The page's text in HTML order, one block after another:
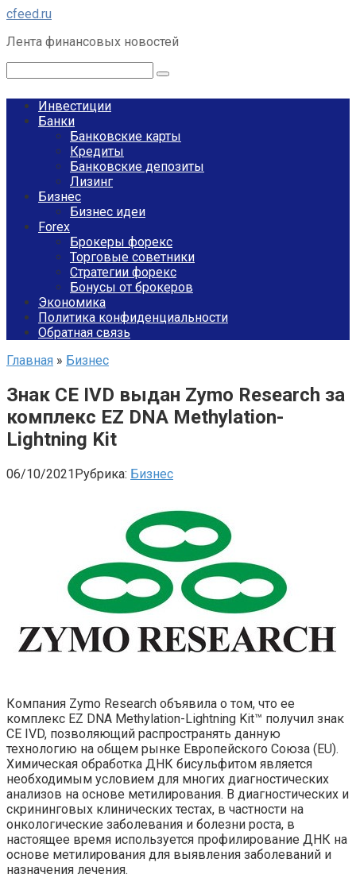
Перейти
контенту
cfeed.ru
Лента финансовых новостей
Инвестиции
Банки
Банковские карты
Кредиты
Банковские депозиты
Лизинг
Бизнес
Бизнес идеи
Forex
Брокеры форекс
Торговые советники
Стратегии форекс
Бонусы от брокеров
Экономика
Политика конфиденциальности
Обратная связь
Главная » Бизнес
Знак CE IVD выдан Zymo Research за
комплекс EZ DNA Methylation-
Lightning Kit
06/10/2021Рубрика: Бизнес
Компания Zymo Research объявила о том, что ее
комплекс EZ DNA Methylation-Lightning Kit™ получил знак
CE IVD, позволяющий распространять данную
технологию на общем рынке Европейского Союза (EU).
Химическая обработка ДНК бисульфитом является
необходимым условием для многих диагностических
анализов на основе метилирования. В диагностических и
скрининговых клинических тестах, в частности на
онкологические заболевания и болезни роста, в
настоящее время используется профилирование ДНК на
основе метилирования для выявления заболеваний и
назначения лечения.